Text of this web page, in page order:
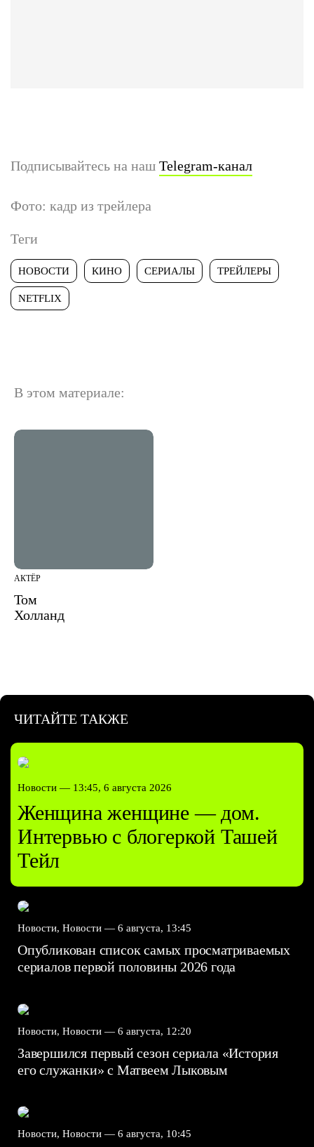
Подписывайтесь на наш Telegram-канал
Фото: кадр из трейлера
Теги
НОВОСТИ КИНО СЕРИАЛЫ ТРЕЙЛЕРЫ
NETFLIX
В этом материале:
АКТЁР
Том
Холланд
ЧИТАЙТЕ ТАКЖЕ
Новости — 13:45, 6 августа 2026
Женщина женщине — дом.
Интервью с блогеркой Ташей
Тейл
Новости, Новости — 6 августа, 13:45
Опубликован список самых просматриваемых
сериалов первой половины 2026 года
Новости, Новости — 6 августа, 12:20
Завершился первый сезон сериала «История
его служанки» с Матвеем Лыковым
Новости, Новости — 6 августа, 10:45